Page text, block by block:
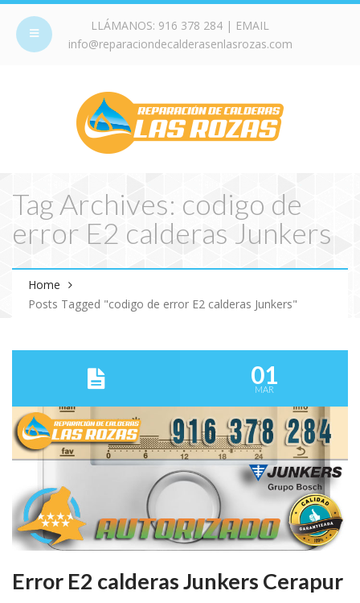
LLÁMANOS: 916 378 284 | EMAIL
info@reparaciondecalderasenlasrozas.com
Tag Archives: codigo de
error E2 calderas Junkers
Home
Posts Tagged "codigo de error E2 calderas Junkers"
01
MAR
Error E2 calderas Junkers Cerapur